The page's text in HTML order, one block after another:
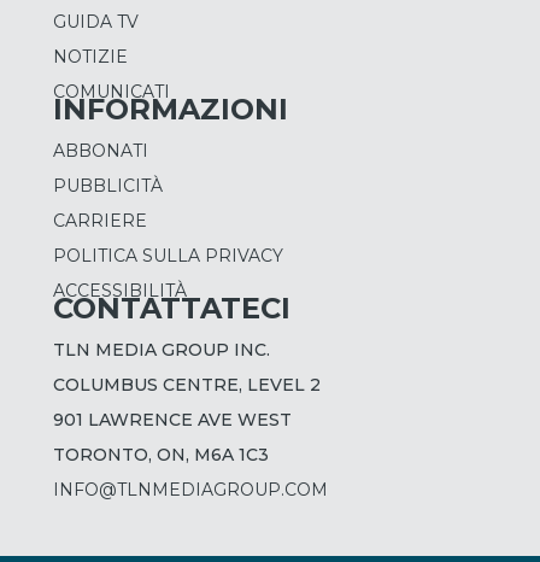
GUIDA TV
NOTIZIE
COMUNICATI
INFORMAZIONI
ABBONATI
PUBBLICITÀ
CARRIERE
POLITICA SULLA PRIVACY
ACCESSIBILITÀ
CONTATTATECI
TLN MEDIA GROUP INC.
COLUMBUS CENTRE, LEVEL 2
901 LAWRENCE AVE WEST
TORONTO, ON, M6A 1C3
INFO@TLNMEDIAGROUP.COM